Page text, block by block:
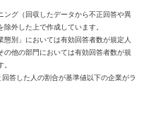
グ（回収したデータから不正回答や異
外した上で作成しています。
別」においては有効回答者数が規定人
他の部門においては有効回答者数が規
答した人の割合が基準値以下の企業がラ